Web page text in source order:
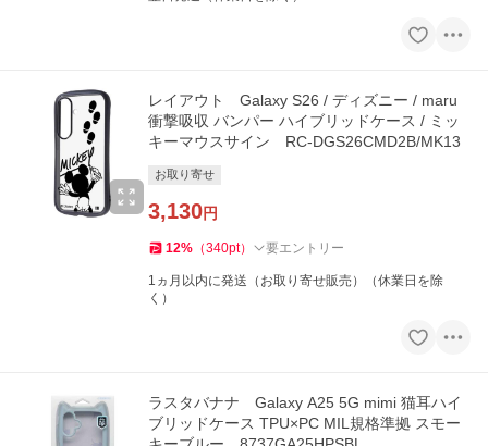
レイアウト Galaxy S26 / ディズニー / maru
衝撃吸収 バンパー ハイブリッドケース / ミッ
キーマウスサイン RC-DGS26CMD2B/MK13
お取り寄せ
3,130円
12% （340pt） 要エントリー
1ヵ月以内に発送（お取り寄せ販売）（休業日を除
く）
ラスタバナナ Galaxy A25 5G mimi 猫耳ハイ
ブリッドケース TPU×PC MIL規格準拠 スモー